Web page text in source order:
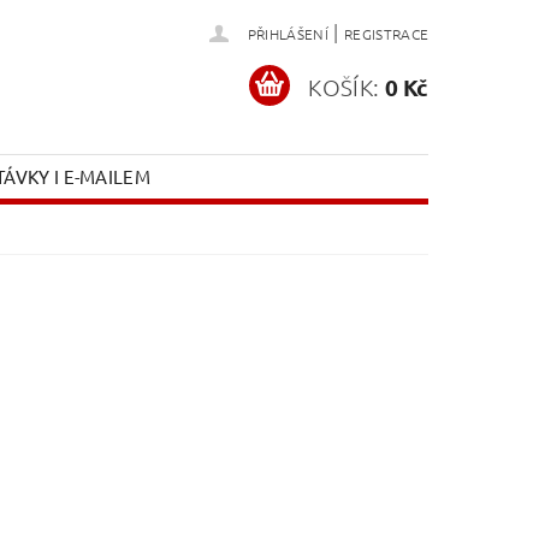
PŘIHLÁŠENÍ | REGISTRACE
KOŠÍK: 0 Kč
I E-MAILEM